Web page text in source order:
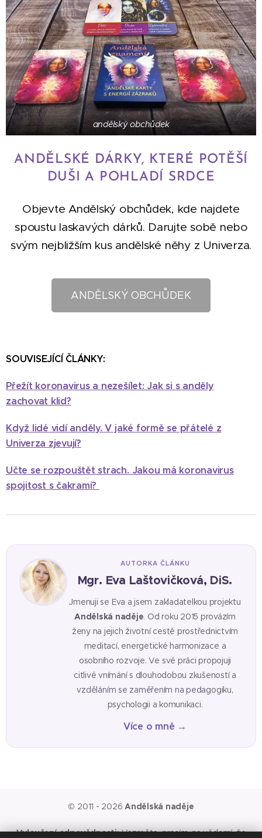
andělský obchůdek
ANDĚLSKÉ DÁRKY, KTERÉ POTĚŠÍ
DUŠI A POHLADÍ SRDCE
Objevte Andělský obchůdek, kde najdete
spoustu laskavých dárků. Darujte sobě nebo
svým nejbližším kus andělské něhy z Univerza.
ANDĚLSKÝ OBCHŮDEK
SOUVISEJÍCÍ ČLÁNKY:
Přežít koronavirus a nezešílet: Jak si s anděly
zachovat klid?
Když lidé vidí anděly. V jaké formě se přátelé z
Univerza zjevují?
Učte se rozpouštět strach. Jakou má koronavirus
spojitost s čakrami?
AUTORKA ČLÁNKU
Mgr. Eva Laštovičková, DiS.
Jmenuji se Eva a jsem zakladatelkou projektu
Andělská naděje. Od roku 2015 provázím
ženy na jejich životní cestě prostřednictvím
meditací, energetické harmonizace a
osobního rozvoje. Ve své práci propojuji
citlivé vnímání s dlouhodobou zkušeností a
vzděláním se zaměřením na pedagogiku,
psychologii a komunikaci.
Více o mně →
© 2011 - 2026Andělská naděje
Vyloučení odpovědnosti:Vezměte, prosím, na vědomí, že